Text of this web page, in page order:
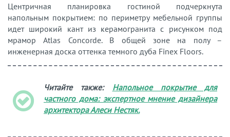
Центричная планировка гостиной подчеркнута
напольным покрытием: по периметру мебельной группы
идет широкий кант из керамогранита с рисунком под
мрамор Atlas Concorde. В общей зоне на полу –
инженерная доска оттенка темного дуба Finex Floors.
Читайте также:
Напольное покрытие для
частного дома: экспертное мнение дизайнера
архитектора Алеси Нестяк.